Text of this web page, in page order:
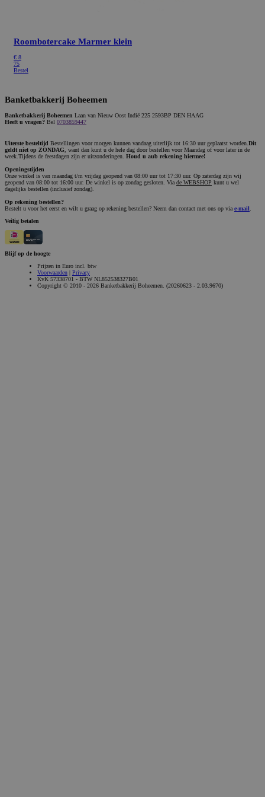
Roombotercake Marmer klein
€ 8
75
Bestel
Banketbakkerij Boheemen
Banketbakkerij Boheemen Laan van Nieuw Oost Indië 225 2593BP DEN HAAG
Heeft u vragen? Bel 0703859447
Uiterste besteltijd Bestellingen voor morgen kunnen vandaag uiterlijk tot 16:30 uur geplaatst worden. Dit
geldt niet op ZONDAG , want dan kunt u de hele dag door bestellen voor Maandag of voor later in de
week.Tijdens de feestdagen zijn er uitzonderingen. Houd u aub rekening hiermee!
Openingstijden
Onze winkel is van maandag t/m vrijdag geopend van 08:00 uur tot 17:30 uur. Op zaterdag zijn wij
geopend van 08:00 tot 16:00 uur. De winkel is op zondag gesloten. Via de WEBSHOP kunt u wel
dagelijks bestellen (inclusief zondag).
Op rekening bestellen?
Bestelt u voor het eerst en wilt u graag op rekening bestellen? Neem dan contact met ons op via e-mail
Veilig betalen
Blijf op de hoogte
Prijzen in Euro incl. btw
Voorwaarden | Privacy
KvK 57338701 - BTW NL852538327B01
Copyright © 2010 - 2026 Banketbakkerij Boheemen. (20260623 - 2.03.9670)